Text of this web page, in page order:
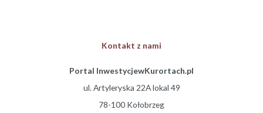
Kontakt z nami
Portal InwestycjewKurortach.pl
ul. Artyleryska 22A lokal 49
78-100 Kołobrzeg